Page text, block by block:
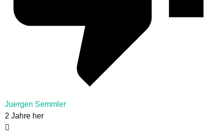
Juergen Semmler
2 Jahre her